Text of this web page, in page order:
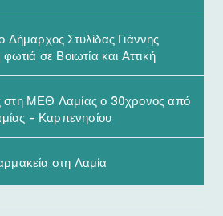
Δήμαρχος Στυλίδας Γιάννης
σε Βοιωτία και Αττική
στη ΜΕΘ Λαμίας ο 30χρονος από
– Καρπενησίου
στη Λαμία